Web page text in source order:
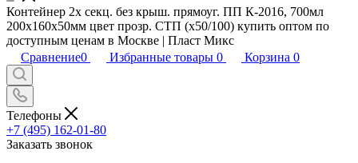
Контейнер 2х секц. без крыш. прямоуг. ПП К-2016, 700мл
200х160х50мм цвет прозр. СТП (х50/100) купить оптом по
доступным ценам в Москве | Пласт Микс
Сравнение0 Избранные товары 0 Корзина 0
Телефоны
+7 (495) 162-01-80
Заказать звонок